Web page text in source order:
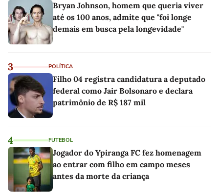
Bryan Johnson, homem que queria viver
até os 100 anos, admite que "foi longe
demais em busca pela longevidade"
3 POLÍTICA
Filho 04 registra candidatura a deputado
federal como Jair Bolsonaro e declara
patrimônio de R$ 187 mil
4 FUTEBOL
Jogador do Ypiranga FC fez homenagem
ao entrar com filho em campo meses
antes da morte da criança